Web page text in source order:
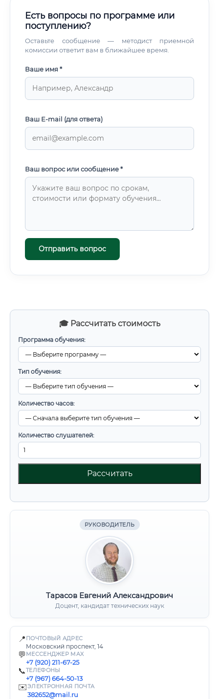
🎓 Рассчитать стоимость
Программа обучения:
Тип обучения:
Количество часов:
Количество слушателей:
Рассчитать
РУКОВОДИТЕЛЬ
Тарасов Евгений Александрович
Доцент, кандидат технических наук
📍 ПОЧТОВЫЙ АДРЕС
Московский проспект, 14
💬 МЕССЕНДЖЕР MAX
+7 (920) 211-67-25
📞ТЕЛЕФОНЫ
+7 (967) 664-50-13
✉️ЭЛЕКТРОННАЯ ПОЧТА
382652@mail.ru
Есть вопросы по программе или
поступлению?
Оставьте сообщение — методист приемной
комиссии ответит вам в ближайшее время.
Ваше имя *
Ваш E-mail (для ответа)
Ваш вопрос или сообщение *
Отправить вопрос